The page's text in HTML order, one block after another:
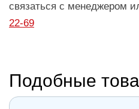
связаться с менеджером
22-69
Подобные